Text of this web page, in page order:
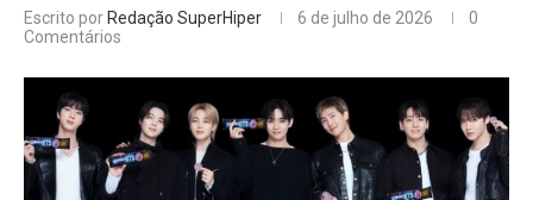
Escrito porRedação SuperHiper 6 de julho de 2026
0
Comentários